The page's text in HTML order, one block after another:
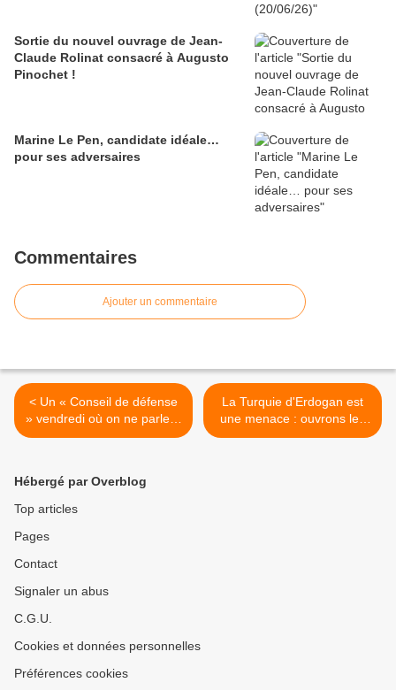
Sortie du nouvel ouvrage de Jean-
Claude Rolinat consacré à Augusto
Pinochet !
Marine Le Pen, candidate idéale…
pour ses adversaires
Commentaires
Ajouter un commentaire
< Un « Conseil de défense
» vendredi où on ne parlera
surtout pas de l'explosion
La Turquie d'Erdogan est
une menace : ouvrons les
yeux de nos compatriotes !
Hébergé par Overblog
Top articles
Pages
Contact
Signaler un abus
C.G.U.
Cookies et données personnelles
Préférences cookies